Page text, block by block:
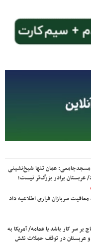
عمان تنها شیخ‌نشینی
عربستان برادر بزرگ‌تر نیست؛
سربازان فراری اطلاعیه داد
سر کار باشد یا عمامه/ آمریکا به
عربستان در توقف حملات نقش